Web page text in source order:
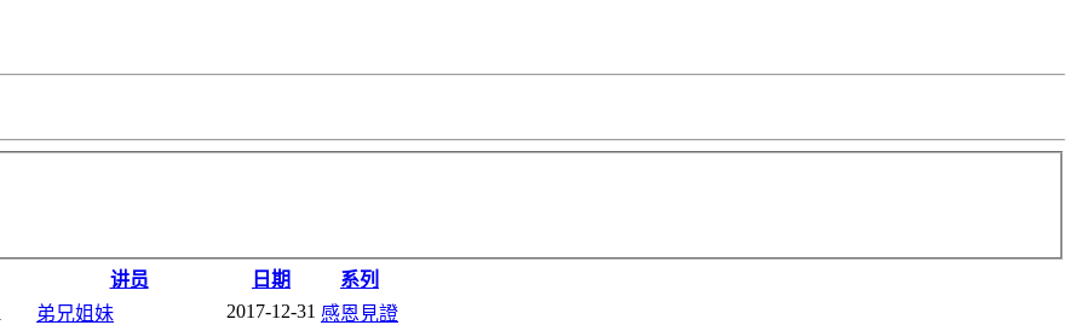
讲员 日期
系列
弟兄姐妹 2017-12-31 感恩見證